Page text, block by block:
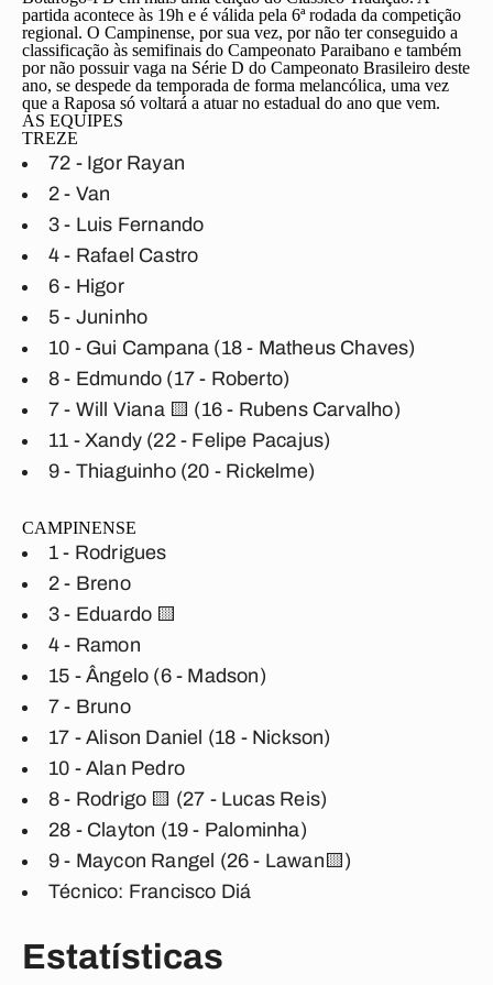
partida acontece às 19h e é válida pela 6ª rodada da competição
regional. O Campinense, por sua vez, por não ter conseguido a
classificação às semifinais do Campeonato Paraibano e também
por não possuir vaga na Série D do Campeonato Brasileiro deste
ano, se despede da temporada de forma melancólica, uma vez
que a Raposa só voltará a atuar no estadual do ano que vem.
AS EQUIPES
TREZE
72 - Igor Rayan
2 - Van
3 - Luis Fernando
4 - Rafael Castro
6 - Higor
5 - Juninho
10 - Gui Campana (18 - Matheus Chaves)
8 - Edmundo (17 - Roberto)
7 - Will Viana 🟨 (16 - Rubens Carvalho)
11 - Xandy (22 - Felipe Pacajus)
9 - Thiaguinho (20 - Rickelme)
CAMPINENSE
1 - Rodrigues
2 - Breno
3 - Eduardo 🟨
4 - Ramon
15 - Ângelo (6 - Madson)
7 - Bruno
17 - Alison Daniel (18 - Nickson)
10 - Alan Pedro
8 - Rodrigo 🟨 (27 - Lucas Reis)
28 - Clayton (19 - Palominha)
9 - Maycon Rangel (26 - Lawan🟨)
Técnico: Francisco Diá
Estatísticas